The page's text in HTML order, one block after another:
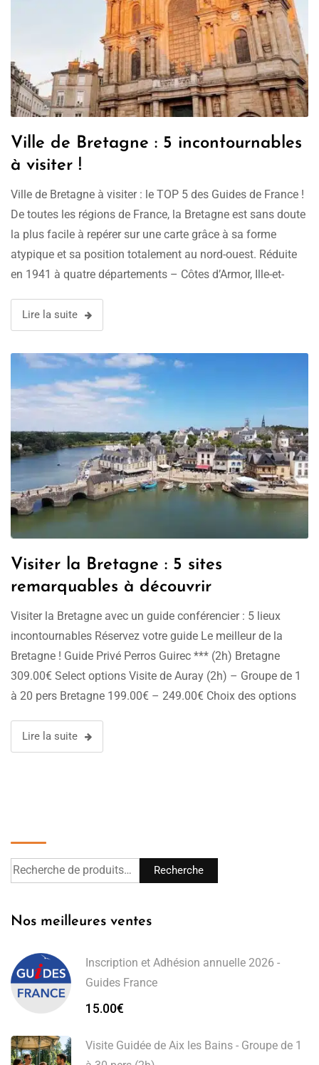
Ville de Bretagne : 5 incontournables
à visiter !
Ville de Bretagne à visiter : le TOP 5 des Guides de France !
De toutes les régions de France, la Bretagne est sans doute
la plus facile à repérer sur une carte grâce à sa forme
atypique et sa position totalement au nord-ouest. Réduite
en 1941 à quatre départements – Côtes d’Armor, Ille-et-
Lire la suite
Visiter la Bretagne : 5 sites
remarquables à découvrir
Visiter la Bretagne avec un guide conférencier : 5 lieux
incontournables Réservez votre guide Le meilleur de la
Bretagne ! Guide Privé Perros Guirec *** (2h) Bretagne
309.00€ Select options Visite de Auray (2h) – Groupe de 1
à 20 pers Bretagne 199.00€ – 249.00€ Choix des options
Lire la suite
Recherche
Nos meilleures ventes
Inscription et Adhésion annuelle 2026 -
Guides France
15.00€
Visite Guidée de Aix les Bains - Groupe de 1